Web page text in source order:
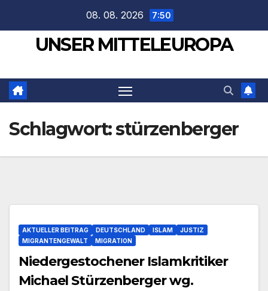
springen
08. 08. 2026 7:50
UNSER MITTELEUROPA
Schlagwort:stürzenberger
AKTUELLER BEITRAG DEUTSCHLAND ISLAM
JUSTIZ
MIGRANTENGEWALT
MIGRATION
Niedergestochener Islamkritiker
Michael Stürzenberger wg.